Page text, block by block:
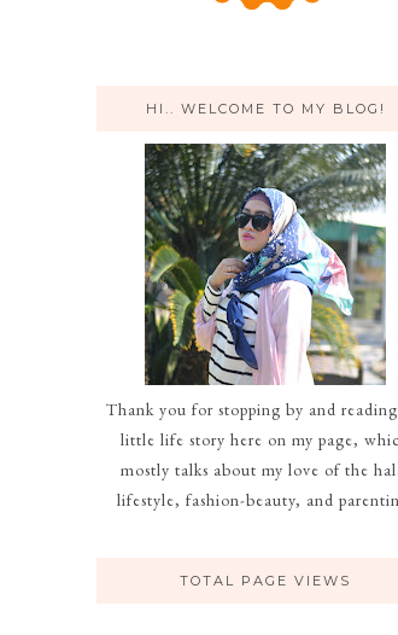
HI.. WELCOME TO MY BLOG!
Thank you for stopping by and
little life story here on my page,
mostly talks about my love of the
lifestyle, fashion-beauty, and
TOTAL PAGE VIEWS